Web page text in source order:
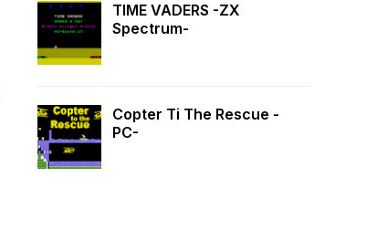
TIME VADERS -ZX
Spectrum-
Copter Ti The Rescue -
PC-